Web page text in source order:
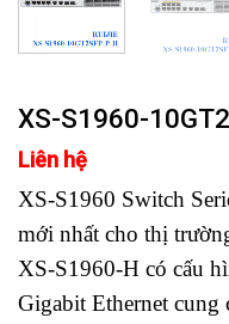
XS-S1960-
Liên hệ
XS-S1960 Switch
mới nhất cho thị
XS-S1960-H có cấu
Gigabit Ethernet cung